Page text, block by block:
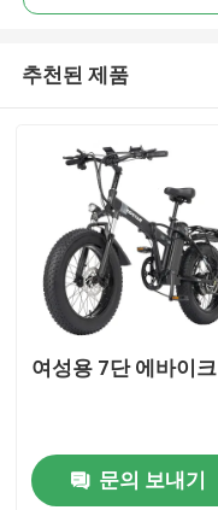
집
추천된 제품
여성용 7단 에바이크
문의 보내기